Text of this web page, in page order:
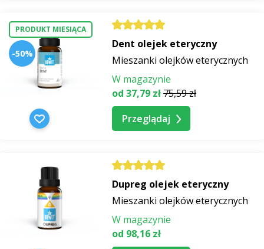
PRODUKT MIESIĄCA
-50%
Dent olejek eteryczny
Mieszanki olejków eterycznych
W magazynie
od 37,79 zł75,59 zł
Przeglądaj
Dupreg olejek eteryczny
Mieszanki olejków eterycznych
W magazynie
od 98,16 zł